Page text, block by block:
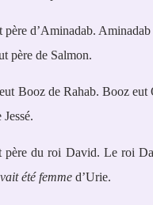
d’Aminadab. Aminadab
père de Salmon.
Booz de Rahab. Booz eut
de Jessé.
père du roi David. Le roi
été femme d’Urie.